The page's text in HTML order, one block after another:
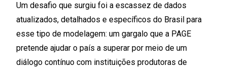
Um desafio que surgiu foi a escassez de dados
atualizados, detalhados e específicos do Brasil para
esse tipo de modelagem: um gargalo que a PAGE
pretende ajudar o país a superar por meio de um
diálogo contínuo com instituições produtoras de